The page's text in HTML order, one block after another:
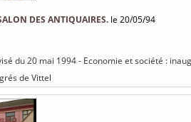
DES ANTIQUAIRES. le 20/05/94
du 20 mai 1994 - Economie et société :
de Vittel